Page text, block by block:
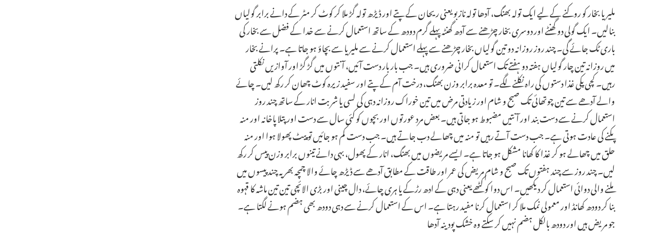
ملیریا بخار کو روکنے کے لیے ایک تولہ بھنگ، آدھا تولہ نازبو یعنی ریحان کے پتے اور ڈیڑھ تولہ گڑ ملا کر کوٹ کر مٹر کے دانے برابر گولیاں
بنالیں۔ ایک گولی دو گھنٹے اور دوسری بخار چڑھنے سے آدھ گھنٹہ پہلے گرم دودھ کے ساتھ استعمال کرنے سے خدا کے فضل سے بخار کی
باری ٹک جائے گی۔ چند روز روزانہ دو تین گولیاں بخار چڑھنے سے پہلے استعمال کرنے سے ملیریا سے بچاؤ ہو جاتا ہے۔ پرانے بخار
میں روزانہ تین چار گولیاں ہفتہ دو ہفتے تک استعمال کرانی ضروری ہیں۔ جب بار بار دست آئیں، آنتوں میں گڑ گڑ اور آوازیں نکلتی
رہیں۔ کچی پکی غذا دستوں کی راہ نکلنے لگے۔ تو معدہ برابر وزن بھنگ، درخت آم کے پتے اور سفید زیرہ کوٹ چھان کر رکھ لیں۔ چائے
والے آدھے سے تین چوتھائی تک صبح و شام اور زیادتی مرض میں تین خوراک روزانہ دہی کی لسی یا شربت انار کے ساتھ چند روز
استعمال کرنے سے دست بند اور آنتیں مضبوط ہو جاتی ہیں۔ بعض مرد عورتوں اور بچوں کو کئی سال سے دست اور پتلا پاخانہ اور منہ
پکنے کی عادت ہوتی ہے۔ جب دست آتے رہیں تو منہ میں چھالے دب جاتے ہیں۔ جب دست کم ہو جائیں تو پیٹ پھولا ہوا اور منہ
حلق میں چھالے ہو کر غذا کا کھانا مشکل ہو جاتا ہے۔ ایسے مریضوں میں بھنگ، انار کے پھول، بہی دانے تینوں برابر وزن پیس کر رکھ
لیں۔ چند روز سے چند ہفتوں تک صبح و شام مریض کی عمر اور طاقت کے مطابق آدھے سے ڈیڑھ چائے والا چمچہ بھر یہ چند پیسوں میں
ملنے والی دوائی استعمال کر دیکھیں۔ اس دوا کو کٹھے یعنی دہی کے ادھ رڑکے یا ہری چائے، دال چینی اور بڑی الائچی تین تین ماشہ کا قہوہ
بنا کر دودھ کھانڈ اور معمولی نمک ملا کر استعمال کرنا مفید رہتا ہے۔ اس کے استعمال کرنے سے دہی دودھ بھی ہضم ہونے لگتا ہے۔
جو مریض ہیں اور دودھ بالکل ہضم نہیں کر سکتے وہ خشک پودینہ آدھا